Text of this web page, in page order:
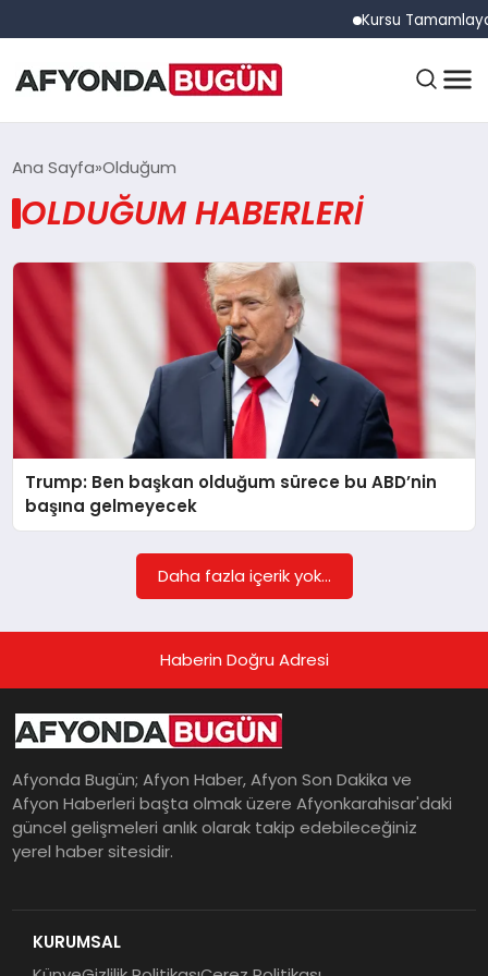
Kursu
ANASAYFA
DÜNYA
EKONOMI
SIYASET
SPOR
Ana Sayfa Olduğum
OLDUĞUM HABERLERI
Trump: Ben başkan olduğum sürece bu ABD’nin
başına gelmeyecek
Daha fazla içerik yok...
Haberin Doğru Adresi
Afyonda Bugün; Afyon Haber, Afyon Son Dakika ve
Afyon Haberleri başta olmak üzere Afyonkarahisar'daki
güncel gelişmeleri anlık olarak takip edebileceğiniz
yerel haber sitesidir.
KURUMSAL